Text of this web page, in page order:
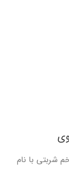
شربتی با نام